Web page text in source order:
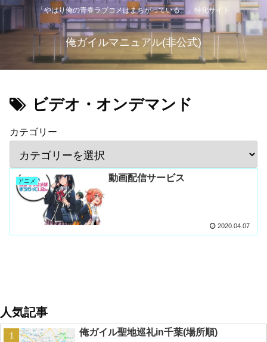
「やはり俺の青春ラブコメはまちがっている。」特化サイト
俺ガイルマニュアル(非公式)
ビデオ・オンデマンド
カテゴリー
アニメ 動画配信サービス
2020.04.07
人気記事
俺ガイル聖地巡礼in千葉(場所順)